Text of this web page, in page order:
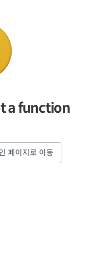
a function
페이지로 이동